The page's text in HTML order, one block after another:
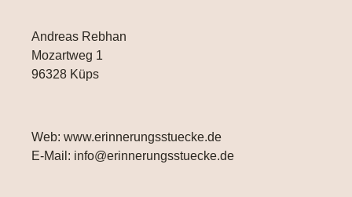
Andreas Rebhan
Mozartweg 1
96328 Küps
Web: www.erinnerungsstuecke.de
E-Mail: info@erinnerungsstuecke.de